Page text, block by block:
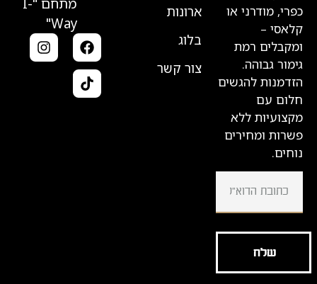
מודרני או
–
רמת
גבוהה.
להגשים
עם
ללא
ומחירים
שלח
ארונות
בלוג
צור קשר
Way"